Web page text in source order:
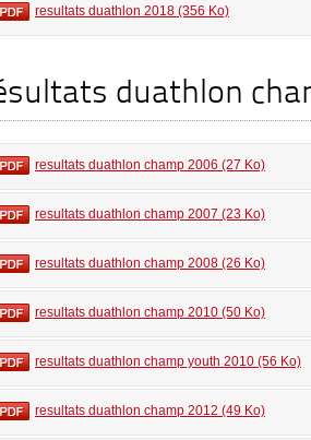
resultats duathlon 2018 (356 Ko)
duathlon
resultats duathlon champ 2006 (27 Ko)
resultats duathlon champ 2007 (23 Ko)
resultats duathlon champ 2008 (26 Ko)
resultats duathlon champ 2010 (50 Ko)
resultats duathlon champ youth 2010 (56 Ko)
resultats duathlon champ 2012 (49 Ko)